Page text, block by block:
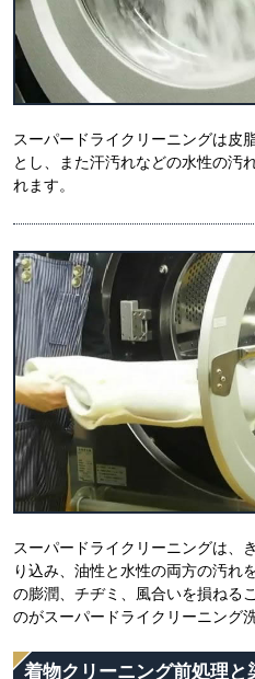
スーパードライクリーニングは皮
とし、また汗汚れなどの水性の汚
れます。
スーパードライクリーニングは、
り込み、油性と水性の両方の汚れ
の膨潤、チヂミ、風合いを損ねる
のがスーパードライクリーニング
着物クリーニング前処理と